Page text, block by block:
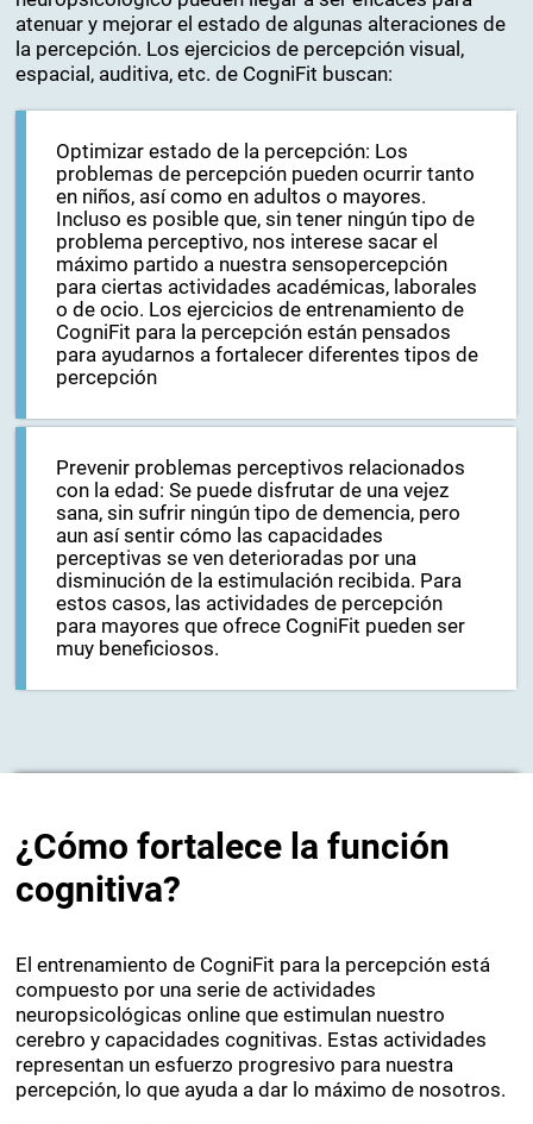
La estimulación cognitiva y el tratamiento
neuropsicológico pueden llegar a ser eficaces para
atenuar y mejorar el estado de algunas alteraciones de
la percepción. Los ejercicios de percepción visual,
espacial, auditiva, etc. de CogniFit buscan:
Optimizar estado de la percepción: Los
problemas de percepción pueden ocurrir tanto
en niños, así como en adultos o mayores.
Incluso es posible que, sin tener ningún tipo de
problema perceptivo, nos interese sacar el
máximo partido a nuestra sensopercepción
para ciertas actividades académicas, laborales
o de ocio. Los ejercicios de entrenamiento de
CogniFit para la percepción están pensados
para ayudarnos a fortalecer diferentes tipos de
Prevenir problemas perceptivos relacionados
con la edad: Se puede disfrutar de una vejez
sana, sin sufrir ningún tipo de demencia, pero
aun así sentir cómo las capacidades
perceptivas se ven deterioradas por una
disminución de la estimulación recibida. Para
estos casos, las actividades de percepción
para mayores que ofrece CogniFit pueden ser
¿Cómo fortalece la función
cognitiva?
El entrenamiento de CogniFit para la percepción está
compuesto por una serie de actividades
neuropsicológicas online que estimulan nuestro
cerebro y capacidades cognitivas. Estas actividades
representan un esfuerzo progresivo para nuestra